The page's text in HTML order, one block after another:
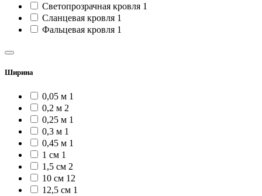
Светопрозрачная кровля 1
Сланцевая кровля 1
Фальцевая кровля 1
Ширина
0,05 м 1
0,2 м 2
0,25 м 1
0,3 м 1
0,45 м 1
1 см 1
1,5 см 2
10 см 12
12,5 см 1